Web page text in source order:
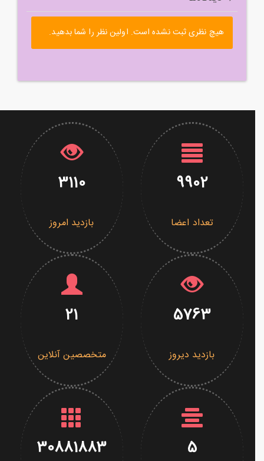
هیچ نظری ثبت نشده است. اولین نظر را شما بدهید.
9902
تعداد اعضا
3110
بازدید امروز
5763
بازدید دیروز
21
متخصصین آنلاین
5
30881883